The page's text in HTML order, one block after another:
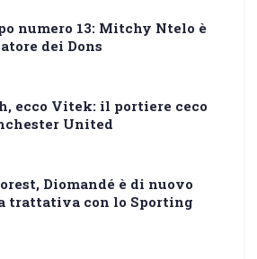
numero 13: Mitchy Ntelo è
dei Dons
ecco Vitek: il portiere ceco
United
Diomandé è di nuovo
trattativa con lo Sporting